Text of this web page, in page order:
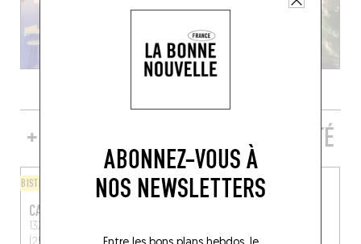
ABONNEZ-VOUS À
NOS NEWSLETTERS
+ DE TABLES DE GENRE À PROXIMITÉ
BISTROT
CASINNE
132 Grande Rue
JAPONAIS